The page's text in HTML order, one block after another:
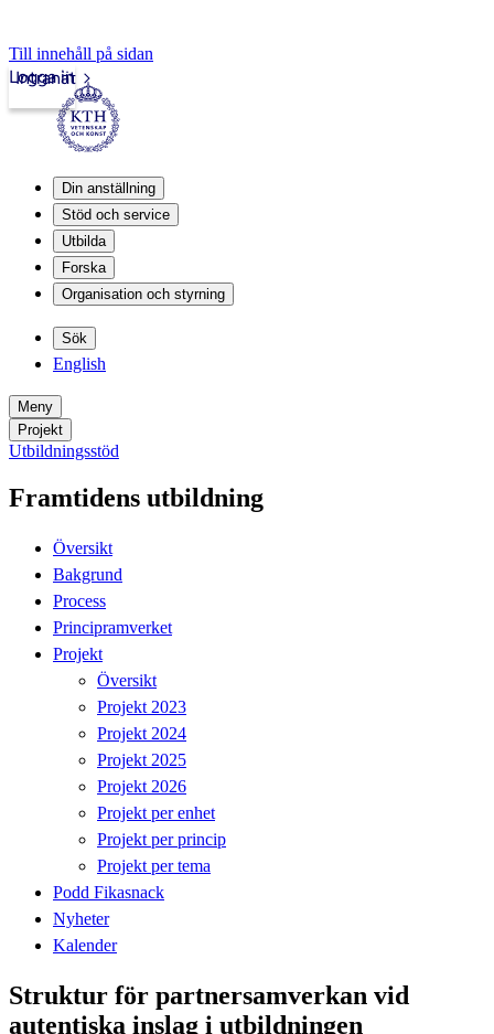
Till innehåll på sidan
Intranät
Logga in
Din anställning
Stöd och service
Utbilda
Forska
Organisation och styrning
Sök
English
Meny
Projekt
Utbildningsstöd
Framtidens utbildning
Översikt
Bakgrund
Process
Principramverket
Projekt
Översikt
Projekt 2023
Projekt 2024
Projekt 2025
Projekt 2026
Projekt per enhet
Projekt per princip
Projekt per tema
Podd Fikasnack
Nyheter
Kalender
Struktur för partnersamverkan vid
autentiska inslag i utbildningen